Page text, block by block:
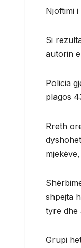
Njoftimi
Si
autorin
Policia
plagos
Rreth
shpejta
tyre dhe
Grupi